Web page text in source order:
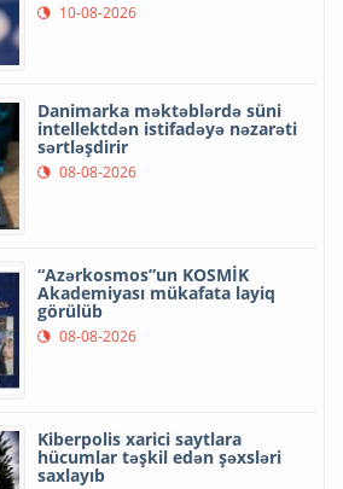
10-08-2026
Danimarka məktəblərdə süni
intellektdən istifadəyə nəzarəti
sərtləşdirir
08-08-2026
“Azərkosmos”un KOSMİK
Akademiyası mükafata layiq
görülüb
08-08-2026
Kiberpolis xarici saytlara
hücumlar təşkil edən şəxsləri
saxlayıb